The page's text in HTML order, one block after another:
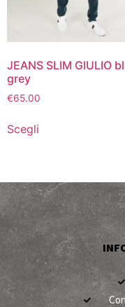
JEANS SLIM GIULIO
grey
€65.00
Scegli